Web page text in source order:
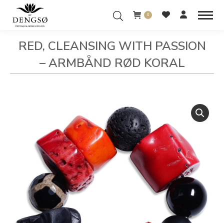
0
RED, CLEANSING WITH PASSION
– ARMBÅND RØD KORAL
You are here: